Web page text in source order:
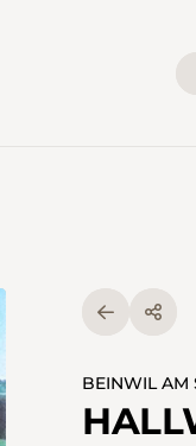
BEINWIL AM